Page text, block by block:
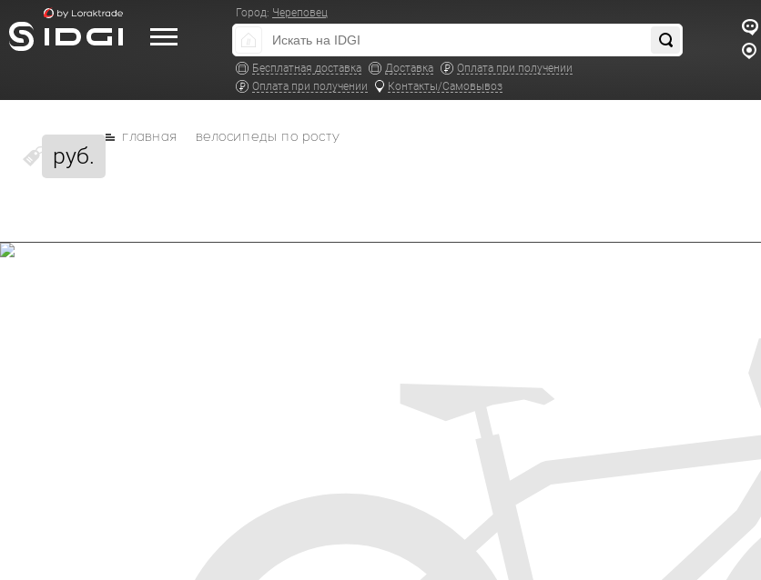
Город: Череповец
Бесплатная доставка Доставка
Оплата при получении
Оплата при получении
Контакты/Самовывоз
руб.
главная велосипеды по росту